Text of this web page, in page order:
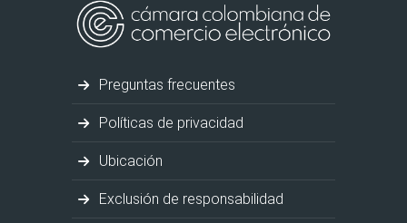
Preguntas frecuentes
Políticas de privacidad
Ubicación
Exclusión de responsabilidad